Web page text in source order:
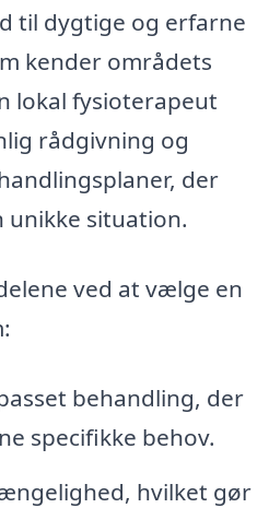
til dygtige og erfarne
kender områdets
lokal fysioterapeut
rådgivning og
der
unikke situation.
ved at vælge en
behandling, der
specifikke behov.
hvilket gør